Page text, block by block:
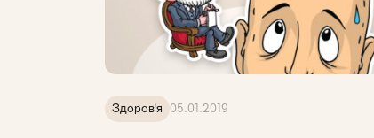
Здоров'я 05.01.2019